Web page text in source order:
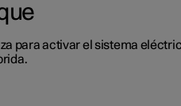
para activar el sistema